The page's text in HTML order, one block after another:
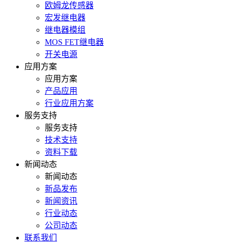
欧姆龙传感器
宏发继电器
继电器模组
MOS FET继电器
开关电源
应用方案
应用方案
产品应用
行业应用方案
服务支持
服务支持
技术支持
资料下载
新闻动态
新闻动态
新品发布
新闻资讯
行业动态
公司动态
联系我们